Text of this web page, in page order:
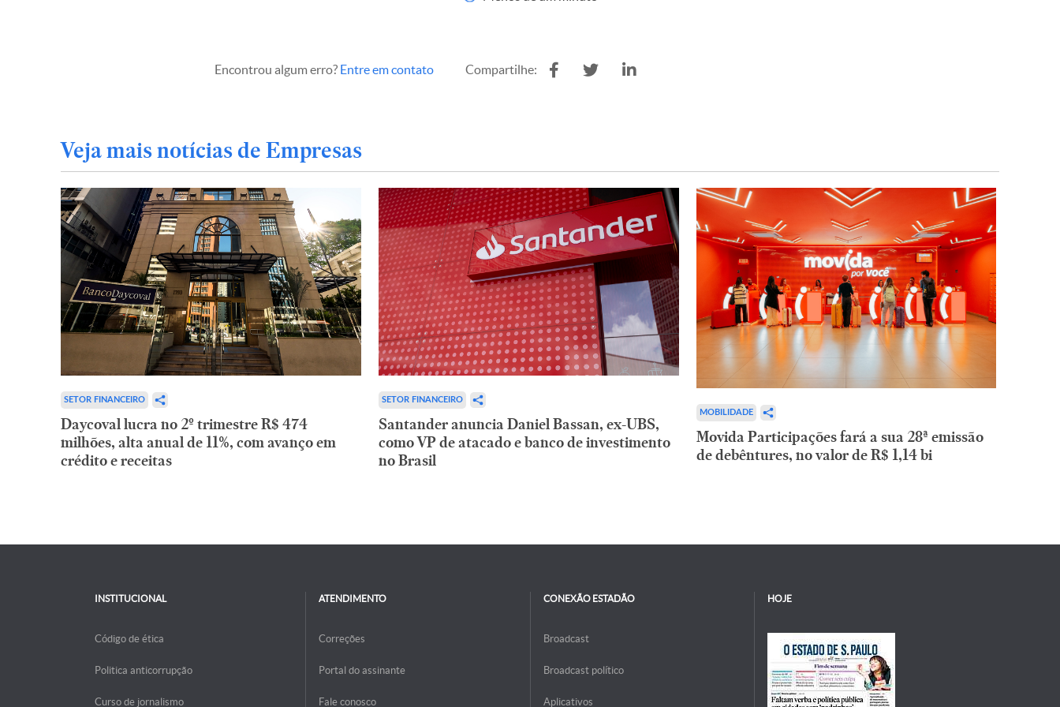
Encontrou algum erro? Entre em contato Compartilhe:
Veja mais notícias de Empresas
SETOR FINANCEIRO
Daycoval lucra no 2º trimestre R$ 474
milhões, alta anual de 11%, com avanço em
crédito e receitas
SETOR FINANCEIRO
Santander anuncia Daniel Bassan, ex-UBS,
como VP de atacado e banco de investimento
no Brasil
MOBILIDADE
Movida Participações fará a sua 28ª emissão
de debêntures, no valor de R$ 1,14 bi
INSTITUCIONAL
Código de ética
Politica anticorrupção
Curso de jornalismo
ATENDIMENTO
Correções
Portal do assinante
Fale conosco
CONEXÃO ESTADÃO
Broadcast
Broadcast político
Aplicativos
HOJE